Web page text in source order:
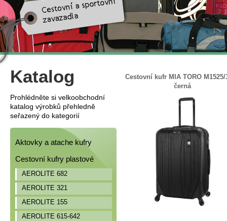
Katalog
Prohlédněte si velkoobchodní
katalog výrobků přehledně
seřazený do kategorií
Aktovky a atache kufry
Cestovní kufry plastové
AEROLITE 682
AEROLITE 321
AEROLITE 155
AEROLITE 615-642
Cestovní kufr MIA TORO M1525/
černá